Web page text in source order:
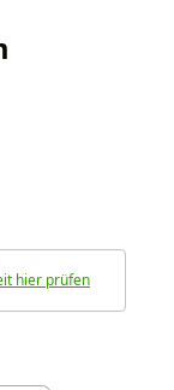
hier prüfen